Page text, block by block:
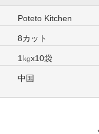
Poteto Kitchen
8カット
1㎏x10袋
中国